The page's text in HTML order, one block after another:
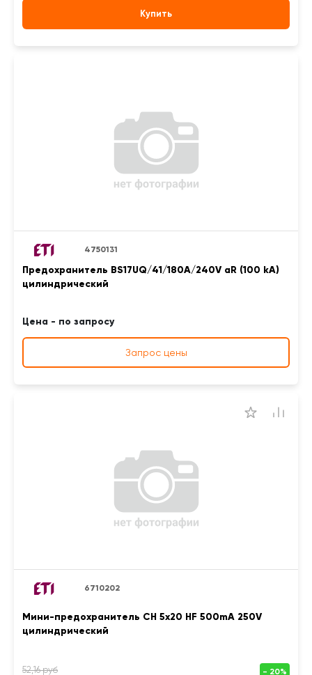
Купить
4750131
Предохранитель BS17UQ/41/180A/240V aR (100 kA)
цилиндрический
Цена - по запросу
Запрос цены
6710202
Мини-предохранитель CH 5x20 HF 500mA 250V
цилиндрический